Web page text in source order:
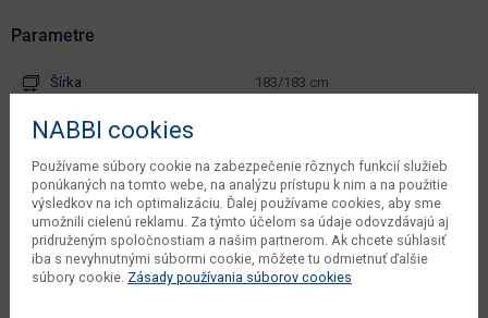
Parametre
Šírka 183/183 cm
Hĺbka
Výška 74/84 cm
váha s obalom dodávateľa 58.8 kg
kusov v balení dodávateľa 1 ks
počet balíkov dodávateľa 3 ks
NABBI cookies
Používame súbory cookie na zabezpečenie rôznych funkcií služieb
ponúkaných na tomto webe, na analýzu prístupu k nim a na použitie
výsledkov na ich optimalizáciu. Ďalej používame cookies, aby sme
umožnili cielenú reklamu. Za týmto účelom sa údaje odovzdávajú aj
pridruženým spoločnostiam a našim partnerom. Ak chcete súhlasiť
iba s nevyhnutnými súbormi cookie, môžete tu odmietnuť ďalšie
súbory cookie. Zásady používania súborov cookies